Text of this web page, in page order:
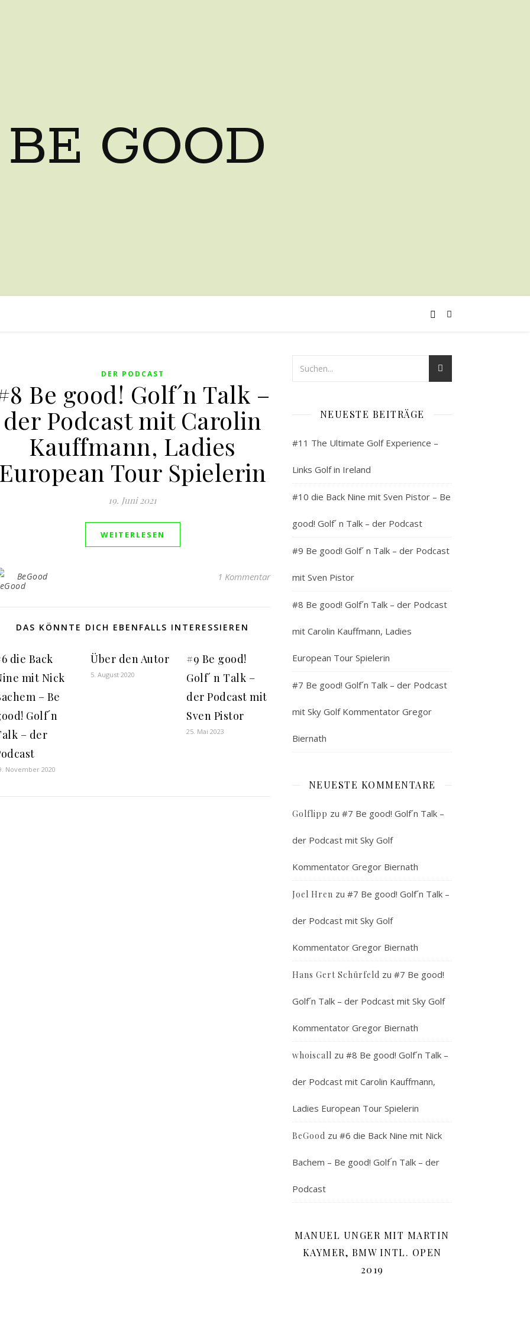
DER PODCAST
Be good! Golf´n Talk –
der Podcast mit Carolin
Kauffmann, Ladies
European Tour Spielerin
19. Juni 2021
WEITERLESEN
BeGood 1 Kommentar
DAS KÖNNTE DICH EBENFALLS INTERESSIEREN
die Back
mit Nick
– Be
Golf ́n
– der
November 2020
Über den Autor
5. August 2020
#9 Be good!
Golf´ n Talk –
der Podcast mit
Sven Pistor
25. Mai 2023
NEUESTE BEITRÄGE
#11 The Ultimate Golf Experience –
Links Golf in Ireland
#10 die Back Nine mit Sven Pistor – Be
good! Golf´ n Talk – der Podcast
#9 Be good! Golf´ n Talk – der Podcast
mit Sven Pistor
#8 Be good! Golf´n Talk – der Podcast
mit Carolin Kauffmann, Ladies
European Tour Spielerin
#7 Be good! Golf´n Talk – der Podcast
mit Sky Golf Kommentator Gregor
Biernath
NEUESTE KOMMENTARE
Golflipp zu #7 Be good! Golf´n Talk –
der Podcast mit Sky Golf
Kommentator Gregor Biernath
Joel Hren zu #7 Be good! Golf´n Talk –
der Podcast mit Sky Golf
Kommentator Gregor Biernath
Hans Gert Schürfeld zu #7 Be good!
Golf´n Talk – der Podcast mit Sky Golf
Kommentator Gregor Biernath
whoiscall zu #8 Be good! Golf´n Talk –
der Podcast mit Carolin Kauffmann,
Ladies European Tour Spielerin
BeGood zu #6 die Back Nine mit Nick
Bachem – Be good! Golf ́n Talk – der
Podcast
MANUEL UNGER MIT MARTIN
KAYMER, BMW INTL. OPEN
2019